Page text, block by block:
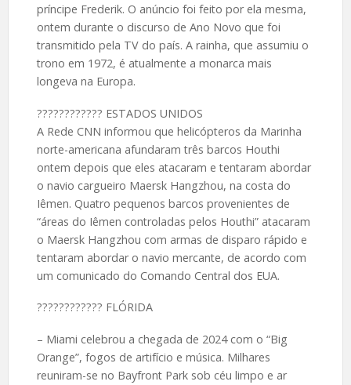
príncipe Frederik. O anúncio foi feito por ela mesma,
ontem durante o discurso de Ano Novo que foi
transmitido pela TV do país. A rainha, que assumiu o
trono em 1972, é atualmente a monarca mais
longeva na Europa.
????️???????? ESTADOS UNIDOS
A Rede CNN informou que helicópteros da Marinha
norte-americana afundaram três barcos Houthi
ontem depois que eles atacaram e tentaram abordar
o navio cargueiro Maersk Hangzhou, na costa do
Iêmen. Quatro pequenos barcos provenientes de
“áreas do Iêmen controladas pelos Houthi” atacaram
o Maersk Hangzhou com armas de disparo rápido e
tentaram abordar o navio mercante, de acordo com
um comunicado do Comando Central dos EUA.
????️???????? FLÓRIDA
– Miami celebrou a chegada de 2024 com o “Big
Orange”, fogos de artifício e música. Milhares
reuniram-se no Bayfront Park sob céu limpo e ar